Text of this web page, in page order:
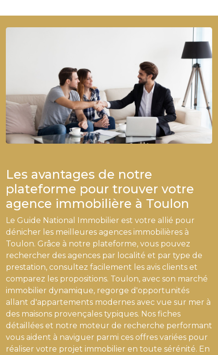
Les avantages de notre
plateforme pour trouver votre
agence immobilière à Toulon
Le Guide National Immobilier est votre allié pour
dénicher les meilleures agences immobilières à
Toulon. Grâce à notre plateforme, vous pouvez
rechercher des agences par localité et par type de
prestation, consultez facilement les avis clients et
comparez les propositions. Toulon, avec son marché
immobilier dynamique, regorge d'opportunités
allant d'appartements modernes avec vue sur mer à
des maisons provençales typiques. Nos fiches
détaillées et notre moteur de recherche performant
vous aident à naviguer parmi ces offres variées pour
réaliser votre projet immobilier en toute sérénité. En